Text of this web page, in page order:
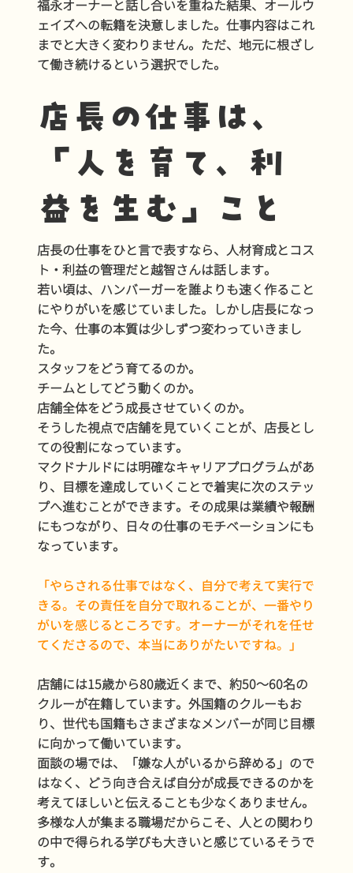
福永オーナーと話し合いを重ねた結果、オールウ
ェイズへの転籍を決意しました。仕事内容はこれ
までと大きく変わりません。ただ、地元に根ざし
て働き続けるという選択でした。
店長の仕事は、
「人を育て、利
益を生む」こと
店長の仕事をひと言で表すなら、人材育成とコス
ト・利益の管理だと越智さんは話します。
若い頃は、ハンバーガーを誰よりも速く作ること
にやりがいを感じていました。しかし店長になっ
た今、仕事の本質は少しずつ変わっていきまし
た。
スタッフをどう育てるのか。
チームとしてどう動くのか。
店舗全体をどう成長させていくのか。
そうした視点で店舗を見ていくことが、店長とし
ての役割になっています。
マクドナルドには明確なキャリアプログラムがあ
り、目標を達成していくことで着実に次のステッ
プへ進むことができます。その成果は業績や報酬
にもつながり、日々の仕事のモチベーションにも
なっています。
「やらされる仕事ではなく、自分で考えて実行で
きる。その責任を自分で取れることが、一番やり
がいを感じるところです。オーナーがそれを任せ
てくださるので、本当にありがたいですね。」
店舗には15歳から80歳近くまで、約50〜60名の
クルーが在籍しています。外国籍のクルーもお
り、世代も国籍もさまざまなメンバーが同じ目標
に向かって働いています。
面談の場では、「嫌な人がいるから辞める」ので
はなく、どう向き合えば自分が成長できるのかを
考えてほしいと伝えることも少なくありません。
多様な人が集まる職場だからこそ、人との関わり
の中で得られる学びも大きいと感じているそうで
す。